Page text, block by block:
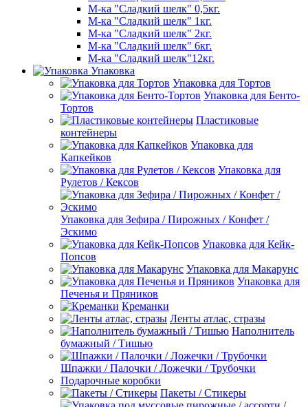
М-ка "Сладкий шелк" 0,5кг.
М-ка "Сладкий шелк" 1кг.
М-ка "Сладкий шелк" 2кг.
М-ка "Сладкий шелк" 6кг.
М-ка "Сладкий шелк"12кг.
Упаковка
Упаковка для Тортов
Упаковка для Бенто-
Тортов
Пластиковые
контейнеры
Упаковка для
Капкейков
Упаковка для
Рулетов / Кексов
Упаковка для Зефира / Пирожных / Конфет /
Эскимо
Упаковка для Кейк-
Попсов
Упаковка для Макарунс
Упаковка для
Печенья и Пряников
Креманки
Ленты атлас, стразы
Наполнитель
бумажный / Тишью
Шпажки / Палочки / Ложечки / Трубочки
Подарочные коробки
Пакеты / Стикеры